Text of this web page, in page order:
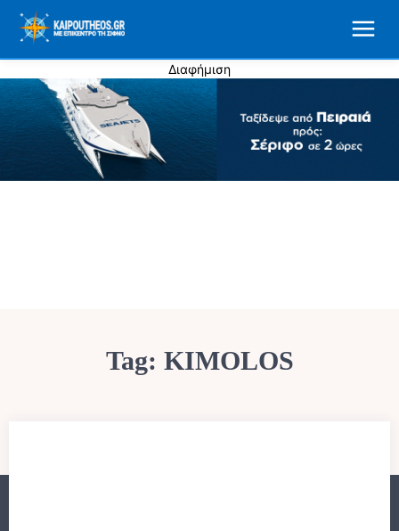
Διαφήμιση
Tag: KIMOLOS